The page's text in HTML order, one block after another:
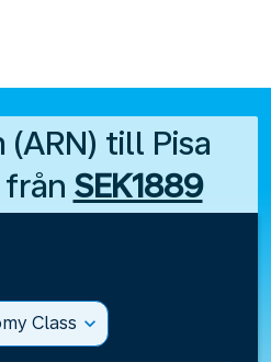
till Pisa
SEK1889
Class expand_more